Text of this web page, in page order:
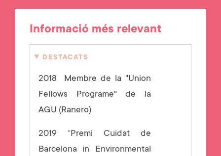
Informació més relevant
DESTACATS
2018 Membre de la "Union
Fellows Programe" de la
AGU (Ranero)
2019 “Premi Cuidat de
Barcelona in Environmental